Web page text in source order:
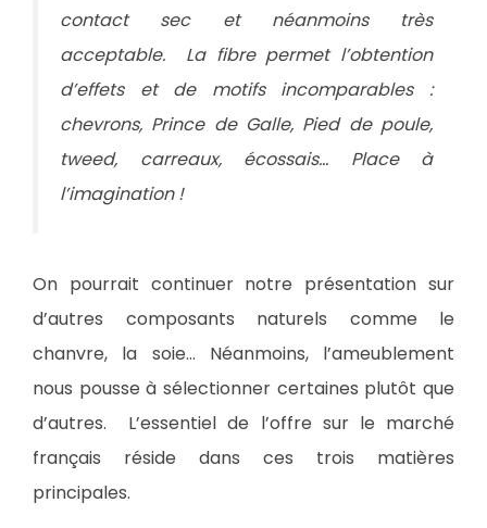
contact sec et néanmoins très
acceptable. La fibre permet l’obtention
d’effets et de motifs incomparables :
chevrons, Prince de Galle, Pied de poule,
tweed, carreaux, écossais… Place à
l’imagination !
On pourrait continuer notre présentation sur
d’autres composants naturels comme le
chanvre, la soie… Néanmoins, l’ameublement
nous pousse à sélectionner certaines plutôt que
d’autres. L’essentiel de l’offre sur le marché
français réside dans ces trois matières
principales.